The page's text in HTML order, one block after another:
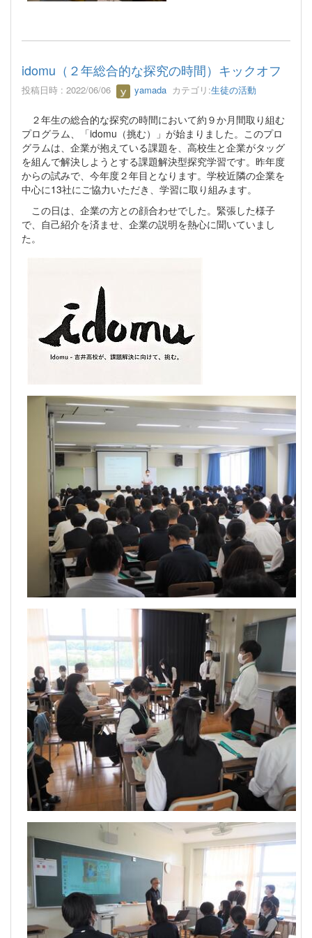
idomu（２年総合的な探究の時間）キックオフ
投稿日時 : 2022/06/06 yamada カテゴリ:生徒の活動
２年生の総合的な探究の時間において約９か月間取り組む
プログラム、「idomu（挑む）」が始まりました。このプロ
グラムは、企業が抱えている課題を、高校生と企業がタッグ
を組んで解決しようとする課題解決型探究学習です。昨年度
からの試みで、今年度２年目となります。学校近隣の企業を
中心に13社にご協力いただき、学習に取り組みます。
この日は、企業の方との顔合わせでした。緊張した様子
で、自己紹介を済ませ、企業の説明を熱心に聞いていまし
た。